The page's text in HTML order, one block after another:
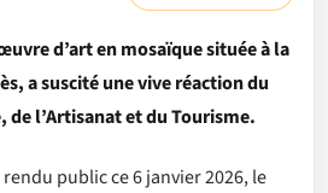
d’art en mosaïque située à la
a suscité une vive réaction du
l’Artisanat et du Tourisme.
public ce 6 janvier 2026, le